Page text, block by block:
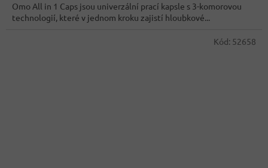
Omo All in 1 Caps jsou univerzální prací kapsle s 3-komorovou
technologií, které v jednom kroku zajistí hloubkové...
Kód: 52658